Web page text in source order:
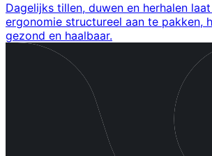
Dagelijks tillen, duwen en herhalen
ergonomie structureel aan te pakken,
gezond en haalbaar.